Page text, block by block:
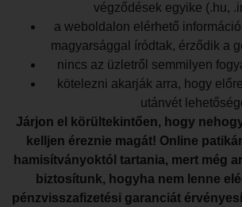
végződések egyike (.hu,
a weboldalon elérhető
magyarsággal íródtak, érződik a
nincs az üzletről semmilyen
kötelezni akarják arra, hogy
utánvét
Járjon el körültekintően, hogy
kelljen éreznie magát! Online
hamisítványoktól tartania, mert még
biztosítunk, hogyha nem lenne
pénzvisszafizetési garanciát